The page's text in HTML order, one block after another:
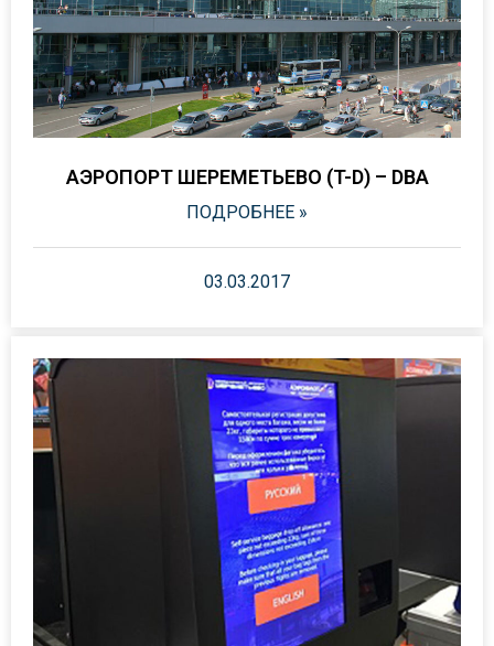
АЭРОПОРТ ШЕРЕМЕТЬЕВО (T-D) – DBA
ПОДРОБНЕЕ »
03.03.2017